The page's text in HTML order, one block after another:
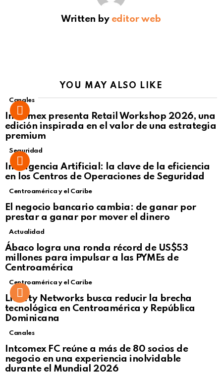
Written by editor web
YOU MAY ALSO LIKE
Canales
Intcomex presenta Retail Workshop 2026, una
edición inspirada en el valor de una estrategia
premium
Seguridad
Inteligencia Artificial: la clave de la eficiencia
en los Centros de Operaciones de Seguridad
Centroamérica y el Caribe
El negocio bancario cambia: de ganar por
prestar a ganar por mover el dinero
Not Safe For Work
Click to view this post
Actualidad
Ábaco logra una ronda récord de US$53
millones para impulsar a las PYMEs de
Centroamérica
Centroamérica y el Caribe
Liberty Networks busca reducir la brecha
tecnológica en Centroamérica y República
Dominicana
Canales
Intcomex FC reúne a más de 80 socios de
negocio en una experiencia inolvidable
durante el Mundial 2026